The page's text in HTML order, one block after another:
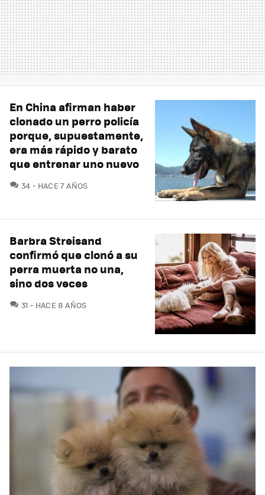
En China afirman haber
clonado un perro policía
porque, supuestamente,
era más rápido y barato
que entrenar uno nuevo
34 COMENTARIOS
HACE 7 AÑOS
Barbra Streisand
confirmó que clonó a su
perra muerta no una,
sino dos veces
31 COMENTARIOS
HACE 8 AÑOS